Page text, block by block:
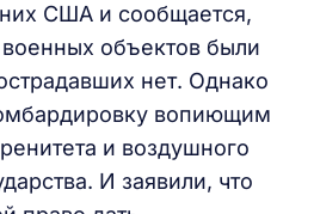
США и сообщается,
военных объектов были
нет. Однако
вопиющим
и воздушного
И заявили, что